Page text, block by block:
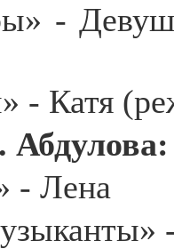
-
- Катя
Абдулова:
- Лена